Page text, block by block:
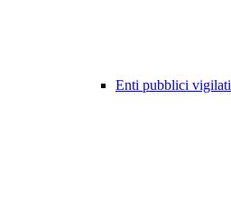
Enti pubblici vigilati